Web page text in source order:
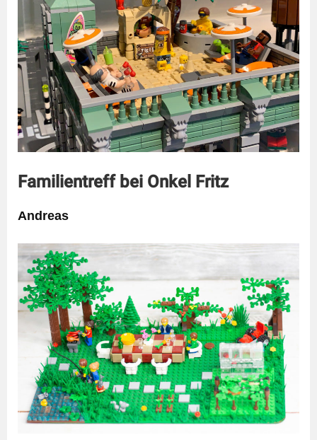
Familientreff bei Onkel Fritz
Andreas